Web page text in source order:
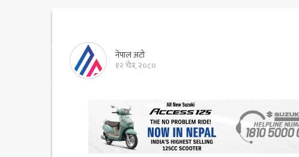
नेपाल अटो
१२ चैत्र, २०८०